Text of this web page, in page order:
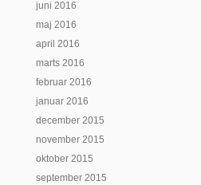
juni 2016
maj 2016
april 2016
marts 2016
februar 2016
januar 2016
december 2015
november 2015
oktober 2015
september 2015